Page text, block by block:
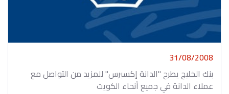
31/08/2008
بنك الخليج يطرح "الدانة إكسبرس" للمزيد من التواصل مع
عملاء الدانة في جميع أنحاء الكويت